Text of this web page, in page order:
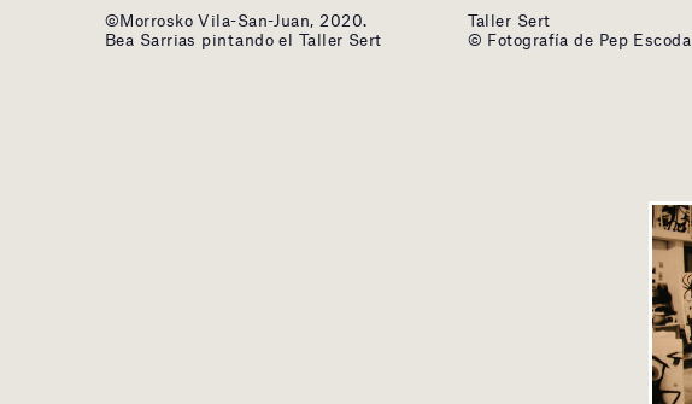
©Morrosko Vila-San-Juan, 2020.
Bea Sarrias pintando el Taller Sert
Taller Sert
© Fotografía de Pep Escoda